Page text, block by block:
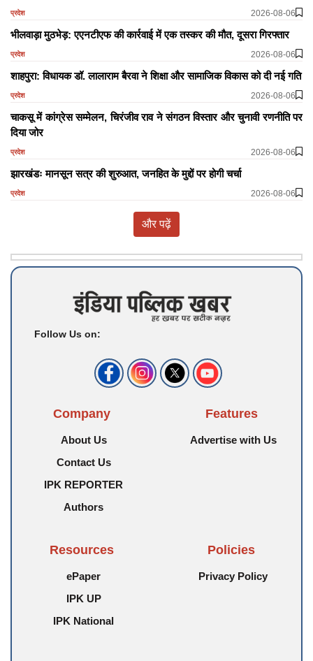
प्रदेश 2026-08-06
भीलवाड़ा मुठभेड़: एएनटीएफ की कार्रवाई में एक तस्कर की मौत, दूसरा गिरफ्तार
प्रदेश 2026-08-06
शाहपुरा: विधायक डॉ. लालाराम बैरवा ने शिक्षा और सामाजिक विकास को दी नई गति
प्रदेश 2026-08-06
चाकसू में कांग्रेस सम्मेलन, चिरंजीव राव ने संगठन विस्तार और चुनावी रणनीति पर
दिया जोर
प्रदेश 2026-08-06
झारखंडः मानसून सत्र की शुरुआत, जनहित के मुद्दों पर होगी चर्चा
प्रदेश 2026-08-06
और पढ़ें
Follow Us on:
Company
About Us
Contact Us
IPK REPORTER
Authors
Features
Advertise with Us
Resources
ePaper
IPK UP
IPK National
Policies
Privacy Policy